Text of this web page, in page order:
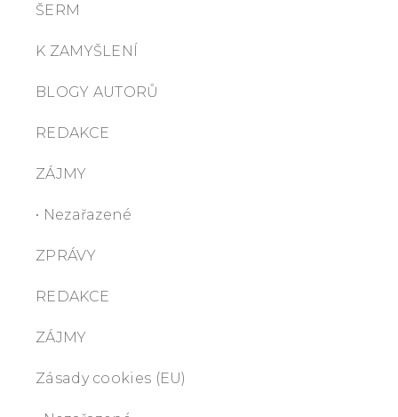
ŠERM
K ZAMYŠLENÍ
BLOGY AUTORŮ
REDAKCE
ZÁJMY
• Nezařazené
ZPRÁVY
REDAKCE
ZÁJMY
Zásady cookies (EU)